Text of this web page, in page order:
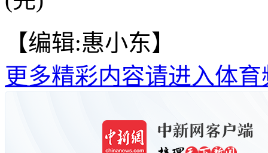
【编辑:惠小东】
更多精彩内容请进入体育